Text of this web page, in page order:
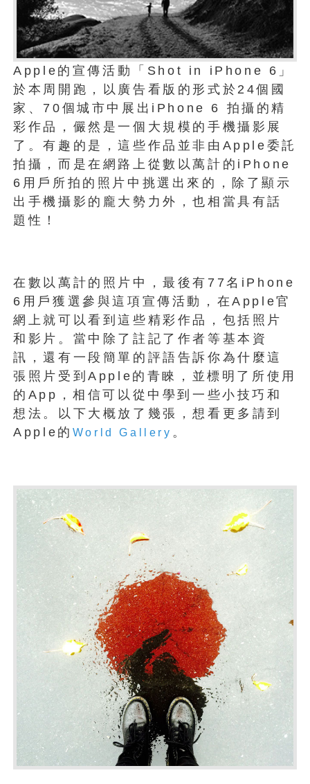
Apple的宣傳活動「Shot in iPhone 6」
於本周開跑，以廣告看版的形式於24個國
家、70個城市中展出iPhone 6 拍攝的精
彩作品，儼然是一個大規模的手機攝影展
了。有趣的是，這些作品並非由Apple委託
拍攝，而是在網路上從數以萬計的iPhone
6用戶所拍的照片中挑選出來的，除了顯示
出手機攝影的龐大勢力外，也相當具有話
題性！
在數以萬計的照片中，最後有77名iPhone
6用戶獲選參與這項宣傳活動，在Apple官
網上就可以看到這些精彩作品，包括照片
和影片。當中除了註記了作者等基本資
訊，還有一段簡單的評語告訴你為什麼這
張照片受到Apple的青睞，並標明了所使用
的App，相信可以從中學到一些小技巧和
想法。以下大概放了幾張，想看更多請到
Apple的 World Gallery 。